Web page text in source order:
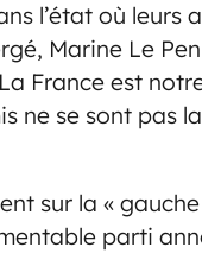
l’état où leurs
Marine Le
France est
ne se sont pas
sur la «
parti